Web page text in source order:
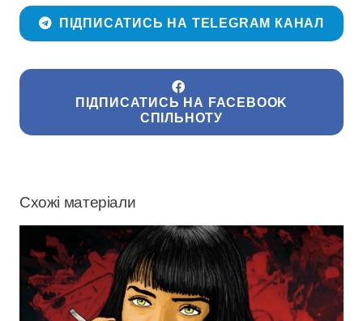
ПІДПИСАТИСЬ НА TELEGRAM КАНАЛ
ПІДПИСАТИСЬ НА FACEBOOK
СПІЛЬНОТУ
Схожі матеріали